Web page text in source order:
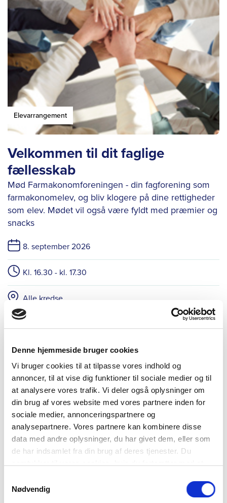
Denne hjemmeside bruger cookies
Vi bruger cookies til at tilpasse vores indhold og
annoncer, til at vise dig funktioner til sociale medier og til
at analysere vores trafik. Vi deler også oplysninger om
din brug af vores website med vores partnere inden for
sociale medier, annonceringspartnere og
analysepartnere. Vores partnere kan kombinere disse
data med andre oplysninger, du har givet dem, eller som
de har indsamlet fra din brug af deres tjenester. Du
Nødvendig
Elevarrangement
Velkommen til dit faglige
fællesskab
Mød Farmakonomforeningen - din fagforening som
farmakonomelev, og bliv klogere på dine rettigheder
som elev. Mødet vil også være fyldt med præmier og
snacks
8. september 2026
Kl. 16.30 - kl. 17.30
Alle kredse